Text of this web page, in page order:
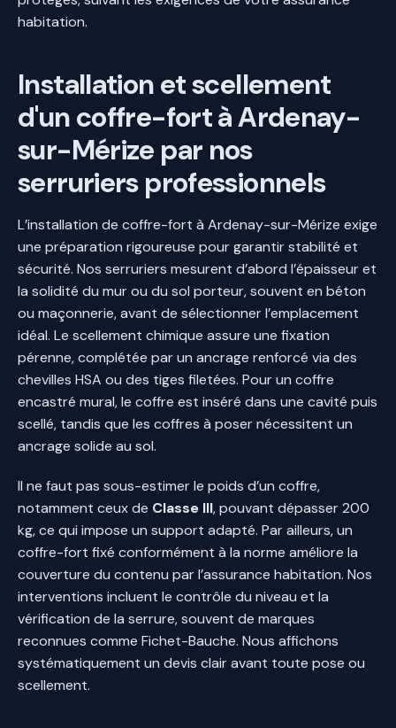
habitation.
Installation et scellement
d'un coffre-fort à Ardenay-
sur-Mérize par nos
serruriers professionnels
L’installation de coffre-fort à Ardenay-sur-Mérize exige
une préparation rigoureuse pour garantir stabilité et
sécurité. Nos serruriers mesurent d’abord l’épaisseur et
la solidité du mur ou du sol porteur, souvent en béton
ou maçonnerie, avant de sélectionner l’emplacement
idéal. Le scellement chimique assure une fixation
pérenne, complétée par un ancrage renforcé via des
chevilles HSA ou des tiges filetées. Pour un coffre
encastré mural, le coffre est inséré dans une cavité puis
scellé, tandis que les coffres à poser nécessitent un
ancrage solide au sol.
Il ne faut pas sous-estimer le poids d’un coffre,
notamment ceux de Classe III, pouvant dépasser 200
kg, ce qui impose un support adapté. Par ailleurs, un
coffre-fort fixé conformément à la norme améliore la
couverture du contenu par l’assurance habitation. Nos
interventions incluent le contrôle du niveau et la
vérification de la serrure, souvent de marques
reconnues comme Fichet-Bauche. Nous affichons
systématiquement un devis clair avant toute pose ou
scellement.